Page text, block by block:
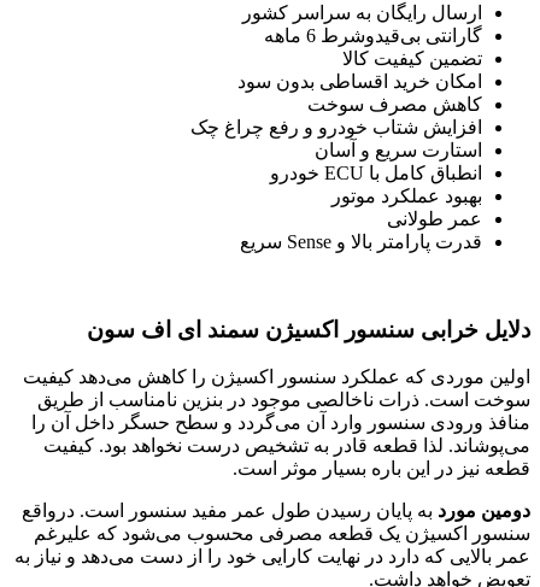
ارسال رایگان به سراسر کشور
گارانتی بی‌قیدوشرط 6 ماهه
تضمین کیفیت کالا
امکان خرید اقساطی بدون سود
کاهش مصرف سوخت
افزایش شتاب خودرو و رفع چراغ چک
استارت سریع و آسان
انطباق کامل با ECU خودرو
بهبود عملکرد موتور
عمر طولانی
قدرت پارامتر بالا و Sense سریع
دلایل خرابی سنسور اکسیژن سمند ای اف سون
اولین موردی که عملکرد سنسور اکسیژن را کاهش می‌دهد کیفیت
سوخت است. ذرات ناخالصی موجود در بنزین نامناسب از طریق
منافذ ورودی سنسور وارد آن می‌گردد و سطح حسگر داخل آن را
می‌پوشاند. لذا قطعه قادر به تشخیص درست نخواهد بود. کیفیت
قطعه نیز در این باره بسیار موثر است.
دومین مورد به پایان رسیدن طول عمر مفید سنسور است. درواقع
سنسور اکسیژن یک قطعه مصرفی محسوب می‌شود که علیرغم
عمر بالایی که دارد در نهایت کارایی خود را از دست می‌دهد و نیاز به
تعویض خواهد داشت.